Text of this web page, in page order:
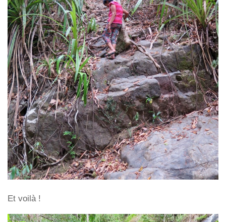
Et voilà !